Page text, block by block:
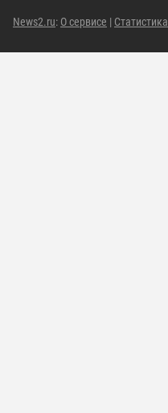
News2.ru: О сервисе | Статистика